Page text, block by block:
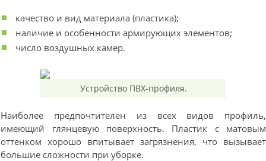
качество и вид материала (пластика);
наличие и особенности армирующих элементов;
число воздушных камер.
Устройство ПВХ-профиля.
Наиболее предпочтителен из всех видов профиль,
имеющий глянцевую поверхность. Пластик с матовым
оттенком хорошо впитывает загрязнения, что вызывает
большие сложности при уборке.